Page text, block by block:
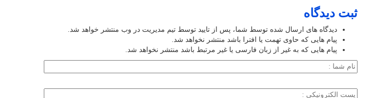
ثبت دیدگاه
دیدگاه های ارسال شده توسط شما، پس از تایید توسط تیم مدیریت در وب منتشر خواهد شد.
پیام هایی که حاوی تهمت یا افترا باشد منتشر نخواهد شد.
پیام هایی که به غیر از زبان فارسی یا غیر مرتبط باشد منتشر نخواهد شد.